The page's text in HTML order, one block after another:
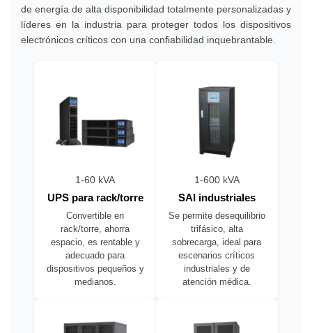
de energía de alta disponibilidad totalmente personalizadas y
líderes en la industria para proteger todos los dispositivos
electrónicos críticos con una confiabilidad inquebrantable.
1-60 kVA
UPS para rack/torre
Convertible en
rack/torre, ahorra
espacio, es rentable y
adecuado para
dispositivos pequeños y
medianos.
1-600 kVA
SAI industriales
Se permite desequilibrio
trifásico, alta
sobrecarga, ideal para
escenarios críticos
industriales y de
atención médica.